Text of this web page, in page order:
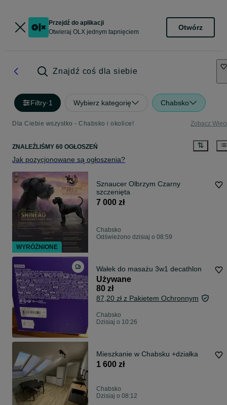
Przejdź do aplikacji
Otwieraj OLX jednym tapnięciem
Otwórz
Znajdź coś dla siebie
Filtry·1 Wybierz kategorię Chabsko
Dla Ciebie wszystko - Chabsko i okolice! Zobacz
ZNALEŹLIŚMY 60 OGŁOSZEŃ
Jak pozycjonowane są ogłoszenia?
Sznaucer Olbrzym Czarny
szczenięta
7 000 zł
Chabsko
Odświeżono dzisiaj o 08:59
Wałek do masażu 3w1 decathlon
Używane
80 zł
87,20 zł z Pakietem Ochronnym
Chabsko
Dzisiaj o 10:26
Mieszkanie w Chabsku +działka
1 600 zł
Chabsko
Dzisiaj o 08:12
WYRÓŻNIONE